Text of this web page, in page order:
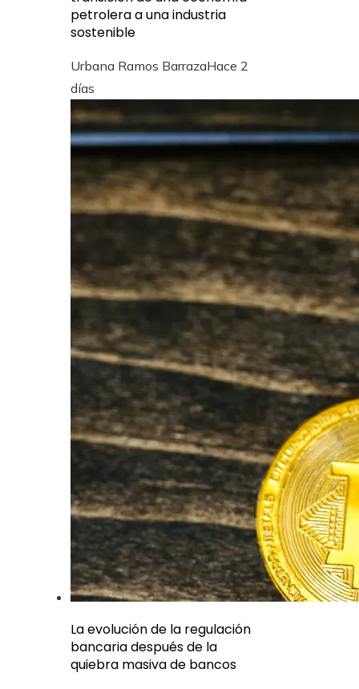
petrolera a una industria
sostenible
Urbana Ramos BarrazaHace 2
días
La evolución de la regulación
bancaria después de la
quiebra masiva de bancos